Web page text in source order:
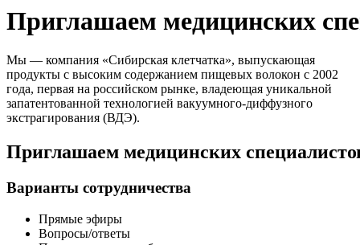
Приглашаем медицинских
Мы — компания «Сибирская клетчатка», выпускающая
продукты с высоким содержанием пищевых волокон с 2002
года, первая на российском рынке, владеющая уникальной
запатентованной технологией вакуумного-диффузного
экстрагирования (ВДЭ).
Приглашаем медицинских
Варианты сотрудничества
Прямые эфиры
Вопросы/ответы